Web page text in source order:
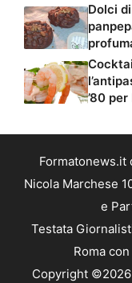
Dolci
’80
Formatonews.it
Nicola Marchese
e
Testata
Roma
Copyright